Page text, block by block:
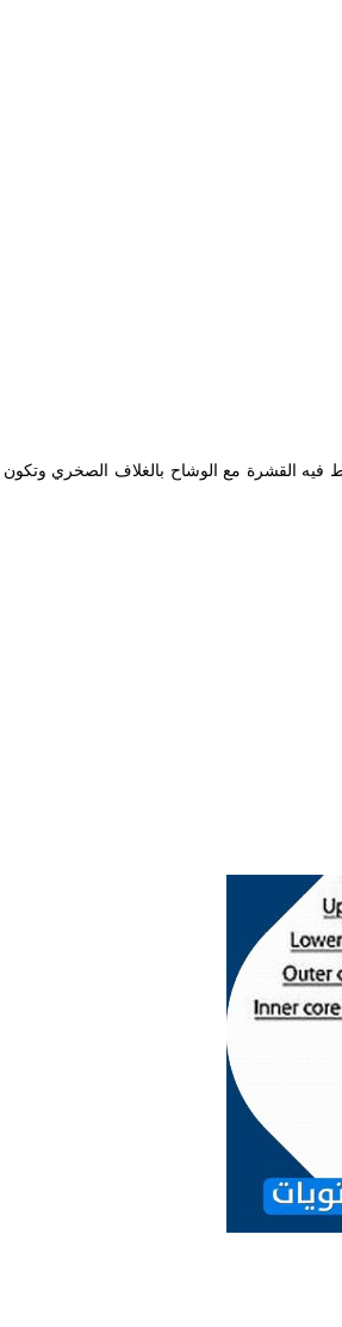
فيه القشرة مع الوشاح بالغلاف الصخري